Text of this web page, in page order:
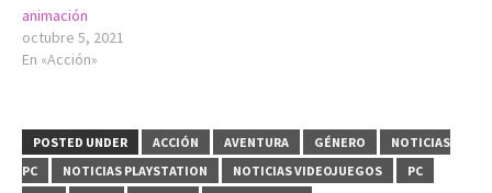
animación
octubre 5, 2021
En «Acción»
POSTED UNDER ACCIÓN AVENTURA GÉNERO
NOTICIAS
PC
NOTICIAS PLAYSTATION NOTICIAS VIDEOJUEGOS
PC